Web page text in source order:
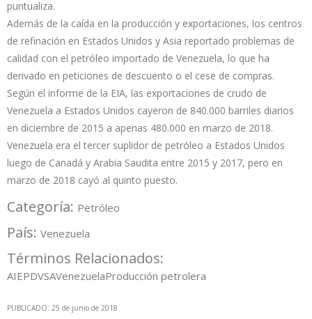
puntualiza.
Además de la caída en la producción y exportaciones, los centros
de refinación en Estados Unidos y Asia reportado problemas de
calidad con el petróleo importado de Venezuela, lo que ha
derivado en peticiones de descuento o el cese de compras.
Según el informe de la EIA, las exportaciones de crudo de
Venezuela a Estados Unidos cayeron de 840.000 barriles diarios
en diciembre de 2015 a apenas 480.000 en marzo de 2018.
Venezuela era el tercer suplidor de petróleo a Estados Unidos
luego de Canadá y Arabia Saudita entre 2015 y 2017, pero en
marzo de 2018 cayó al quinto puesto.
Categoría: Petróleo
País: Venezuela
Términos Relacionados:
AIEPDVSAVenezuelaProducción petrolera
PUBLICADO: 25 de junio de 2018